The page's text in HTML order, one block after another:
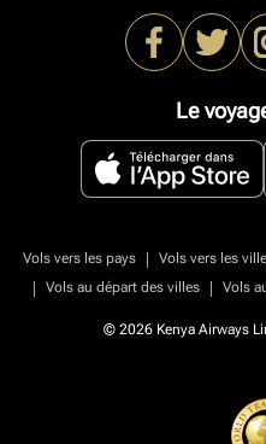
Le
Vols vers les pays | Vols vers les
|
Vols au départ des villes | Vols
© 2026 Kenya Airways